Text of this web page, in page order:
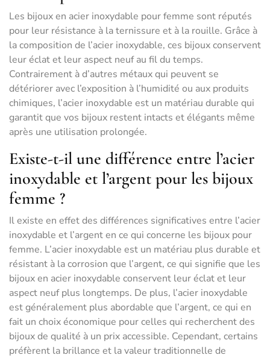
Les bijoux en acier inoxydable pour femme sont réputés
pour leur résistance à la ternissure et à la rouille. Grâce à
la composition de l’acier inoxydable, ces bijoux conservent
leur éclat et leur aspect neuf au fil du temps.
Contrairement à d’autres métaux qui peuvent se
détériorer avec l’exposition à l’humidité ou aux produits
chimiques, l’acier inoxydable est un matériau durable qui
garantit que vos bijoux restent intacts et élégants même
après une utilisation prolongée.
Existe-t-il une différence entre l’acier
inoxydable et l’argent pour les bijoux
femme ?
Il existe en effet des différences significatives entre l’acier
inoxydable et l’argent en ce qui concerne les bijoux pour
femme. L’acier inoxydable est un matériau plus durable et
résistant à la corrosion que l’argent, ce qui signifie que les
bijoux en acier inoxydable conservent leur éclat et leur
aspect neuf plus longtemps. De plus, l’acier inoxydable
est généralement plus abordable que l’argent, ce qui en
fait un choix économique pour celles qui recherchent des
bijoux de qualité à un prix accessible. Cependant, certains
préfèrent la brillance et la valeur traditionnelle de